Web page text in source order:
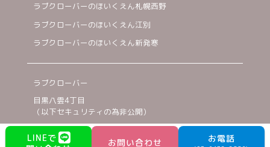
ラブクローバーのほいくえん札幌西野
ラブクローバーのほいくえん江別
ラブクローバーのほいくえん新発寒
ラブクローバー
目黒八雲4丁目
（以下セキュリティの為非公開）
03-6432-2886
LINEで
お問い合わせ お電話